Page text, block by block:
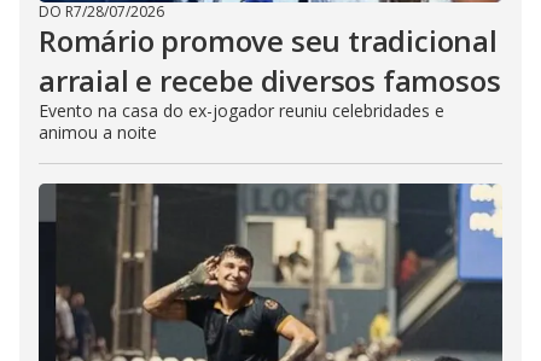
DO R7/28/07/2026
Romário promove seu tradicional
arraial e recebe diversos famosos
Evento na casa do ex-jogador reuniu celebridades e
animou a noite